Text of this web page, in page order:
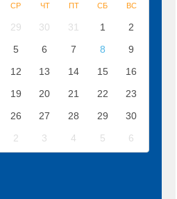
СР ЧТ ПТ СБ ВС
29 30 31 1
2
5 6 7 8
9
12 13 14 15
16
19 20 21 22
23
26 27 28 29
30
2 3 4 5 6